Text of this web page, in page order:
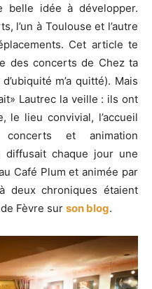
belle idée à développer.
l’un à Toulouse et l’autre
Cet article te
des concerts de Chez ta
m’a quitté). Mais
Lautrec la veille : ils ont
le lieu convivial, l’accueil
et animation
diffusait chaque jour une
Café Plum et animée par
deux chroniques étaient
Fèvre sur son blog.